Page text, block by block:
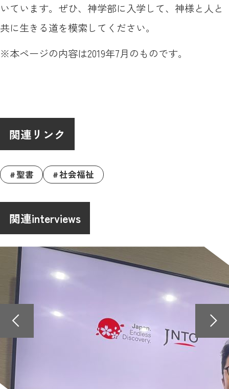
いています。ぜひ、神学部に入学して、神様と人と
共に生きる道を模索してください。
※本ページの内容は2019年7月のものです。
関連リンク
聖書 社会福祉
関連interviews